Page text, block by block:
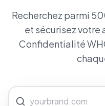
Recherchez parmi
et sécurisez votre
Confidentialité